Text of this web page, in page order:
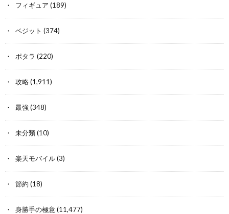
フィギュア (189)
ベジット (374)
ポタラ (220)
攻略(1,911)
最強 (348)
未分類(10)
楽天モバイル(3)
節約 (18)
身勝手の極意(11,477)